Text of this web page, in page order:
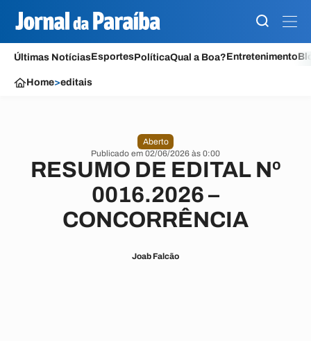
Últimas NotíciasEsportesPolíticaQual a Boa?Entretenimento
Home>editais
Aberto
Publicado em 02/06/2026 às 0:00
RESUMO DE EDITAL Nº
0016.2026 –
CONCORRÊNCIA
Joab Falcão